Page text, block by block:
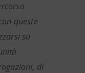
queste
su
di